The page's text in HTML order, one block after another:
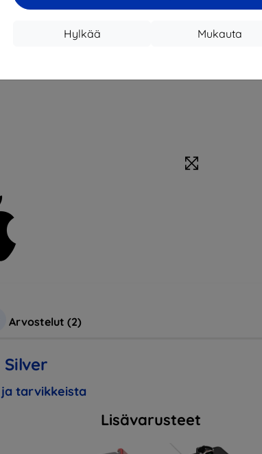
Mukauta
Hylkää
Arvostelut (2)
Silver
tarvikkeista
Lisävarusteet